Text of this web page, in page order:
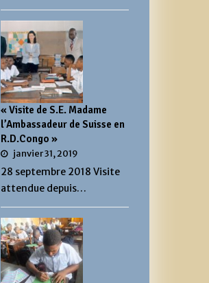
« Visite de S.E. Madame
l’Ambassadeur de Suisse en
R.D.Congo »
janvier 31, 2019
28 septembre 2018 Visite
attendue depuis…